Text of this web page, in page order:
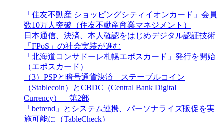
「住友不動産 ショッピングシティイオンカード」会員
数10万人突破（住友不動産商業マネジメント）
日本通信、決済、本人確認をはじめデジタル認証技術
「FPoS」の社会実装が進む
「北海道コンサドーレ札幌エポスカード」発行を開始
（エポスカード）
（3）PSPと暗号通貨決済 ステーブルコイン
（Stablecoin）とCBDC（Central Bank Digital
Currency） 第2部
「betrend」とシステム連携、パーソナライズ販促を実
施可能に（TableCheck）